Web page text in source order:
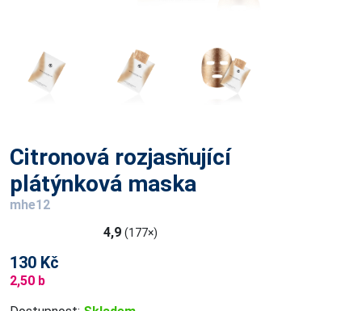
Citronová rozjasňující
plátýnková maska
mhe12
4,9 (177×)
130 Kč
2,50 b